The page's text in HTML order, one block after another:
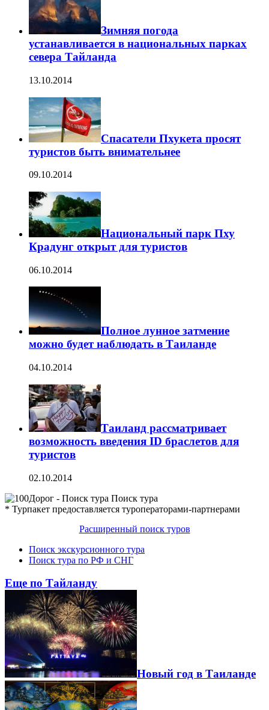
Зимняя погода
устанавливается в национальных парках
севера Тайланда
13.10.2014
Спасатели Пхукета просят
туристов быть внимательнее
09.10.2014
Национальный парк Пху
Крадунг открыт для туристов
06.10.2014
Полное лунное затмение
можно будет наблюдать в Таиландe
04.10.2014
Таиланд рассматривает
возможность введения ID браслетов для
туристов
02.10.2014
Поиск тура
* Турпакет предоставляется туроператорами-партнерами
Расширенный поиск туров
Поиск экскурсионного тура
Поиск тура по РФ и СНГ
Еще по Тайланду
Новый год в Таиланде